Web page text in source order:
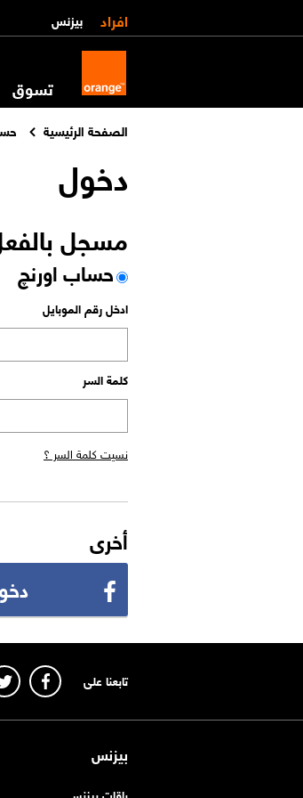
افراد بيزنس
تسوق
الصفحة الرئيسية
دخول
مسجل
حساب اورنچ
ادخل رقم الموبايل
كلمة السر
نسيت كلمة السر ؟
أخرى
تابعنا على
بيزنس